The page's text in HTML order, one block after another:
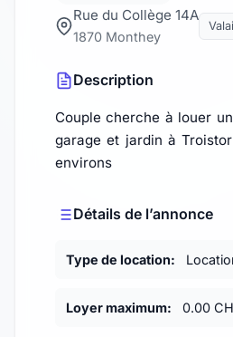
Rue du Collège 14A
1870 Monthey
Description
Couple cherche à louer
garage et jardin à
environs
Détails de l’annonce
Type de location:
Loyer maximum: 0.00